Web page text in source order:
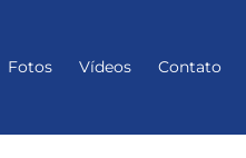
Fotos Vídeos Contato